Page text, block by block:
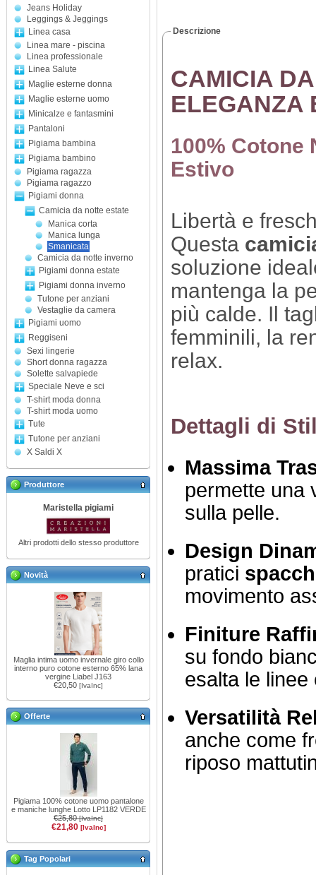
Jeans Holiday
Leggings & Jeggings
Linea casa
Linea mare - piscina
Linea professionale
Linea Salute
Maglie esterne donna
Maglie esterne uomo
Minicalze e fantasmini
Pantaloni
Pigiama bambina
Pigiama bambino
Pigiama ragazza
Pigiama ragazzo
Pigiami donna
Camicia da notte estate
Manica corta
Manica lunga
Smanicata
Camicia da notte inverno
Pigiami donna estate
Pigiami donna inverno
Tutone per anziani
Vestaglie da camera
Pigiami uomo
Reggiseni
Sexi lingerie
Short donna ragazza
Solette salvapiede
Speciale Neve e sci
T-shirt moda donna
T-shirt moda uomo
Tute
Tutone per anziani
X Saldi X
Produttore
Maristella pigiami
Altri prodotti dello stesso produttore
Novità
Maglia intima uomo invernale giro collo
interno puro cotone esterno 65% lana
vergine Liabel J163
€20,50 [IvaInc]
Offerte
Pigiama 100% cotone uomo pantalone
e maniche lunghe Lotto LP1182 VERDE
€25,80[IvaInc]
€21,80 [IvaInc]
Tag Popolari
Descrizione
CAMICIA
ELEGANZA
100% Cotone
Estivo
Libertà e
Questa
soluzione
mantenga la
più calde. Il
femminili, la
relax.
Dettagli di
Massima
permette una
sulla pelle.
Design
pratici
movimento
Finiture
su fondo
esalta le linee
Versatilità
anche come
riposo